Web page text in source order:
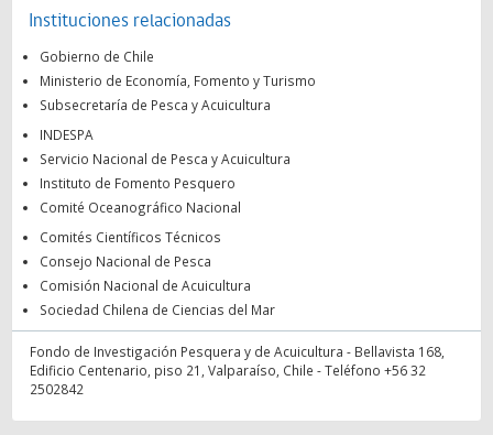
Instituciones relacionadas
Gobierno de Chile
Ministerio de Economía, Fomento y Turismo
Subsecretaría de Pesca y Acuicultura
INDESPA
Servicio Nacional de Pesca y Acuicultura
Instituto de Fomento Pesquero
Comité Oceanográfico Nacional
Comités Científicos Técnicos
Consejo Nacional de Pesca
Comisión Nacional de Acuicultura
Sociedad Chilena de Ciencias del Mar
Fondo de Investigación Pesquera y de Acuicultura - Bellavista 168,
Edificio Centenario, piso 21, Valparaíso, Chile - Teléfono +56 32
2502842